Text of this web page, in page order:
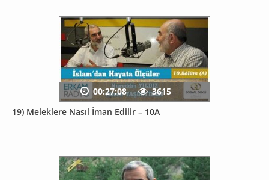
19) Meleklere Nasıl İman Edilir – 10A
00:27:08 3615